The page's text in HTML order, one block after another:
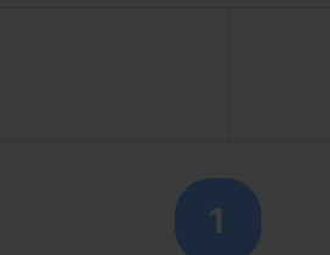
1